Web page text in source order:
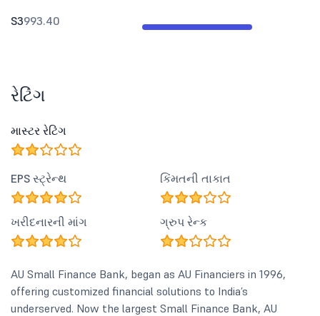
S3993.40
રેટિંગ
માસ્ટર રેટિંગ
EPS સ્ટ્રેન્થ કિંમતની તાકાત
ખરીદનારની માંગ ગ્રુપ રેન્ક
AU Small Finance Bank, began as AU Financiers in 1996,
offering customized financial solutions to India’s
underserved. Now the largest Small Finance Bank, AU